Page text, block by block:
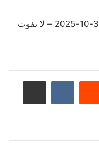
عروض المنيع علي الموبيلات حتي الجمعة 31-10-2025 – لا تفوت